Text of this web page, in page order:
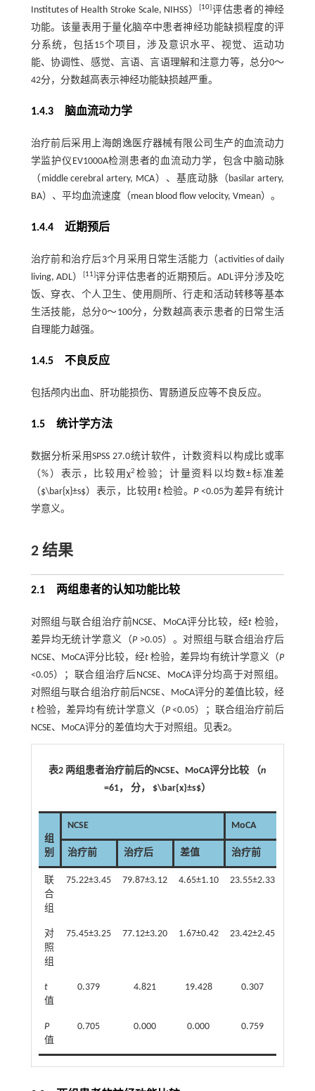
Institutes of Health Stroke Scale, NIHSS）
[10]评估患者的神经
功能。该量表用于量化脑卒中患者神经功能缺损程度的评
分系统，包括15个项目，涉及意识水平、视觉、运动功
能、协调性、感觉、言语、言语理解和注意力等，总分0～
42分，分数越高表示神经功能缺损越严重。
1.4.3 脑血流动力学
治疗前后采用上海朗逸医疗器械有限公司生产的血流动力
学监护仪EV1000A检测患者的血流动力学，包含中脑动脉
（middle cerebral artery, MCA）、基底动脉（basilar artery,
BA）、平均血流速度（mean blood flow velocity, Vmean）。
1.4.4 近期预后
治疗前和治疗后3个月采用日常生活能力（activities of daily
living, ADL）
[11]评分评估患者的近期预后。ADL评分涉及吃
饭、穿衣、个人卫生、使用厕所、行走和活动转移等基本
生活技能，总分0～100分，分数越高表示患者的日常生活
自理能力越强。
1.4.5 不良反应
包括颅内出血、肝功能损伤、胃肠道反应等不良反应。
1.5 统计学方法
数据分析采用SPSS 27.0统计软件，计数资料以构成比或率
（%）表示，比较用χ2 检验；计量资料以均数±标准差
（$\bar{x}±s$）表示，比较用 t检验。P<0.05为差异有统计
学意义。
2 结果
2.1 两组患者的认知功能比较
对照组与联合组治疗前NCSE、MoCA评分比较，经t 检验，
差异均无统计学意义（P>0.05）。对照组与联合组治疗后
NCSE、MoCA评分比较，经t检验，差异均有统计学意义（P
<0.05）；联合组治疗后NCSE、MoCA评分均高于对照组。
对照组与联合组治疗前后NCSE、MoCA评分的差值比较，经
t检验，差异均有统计学意义（P<0.05）；联合组治疗前后
NCSE、MoCA评分的差值均大于对照组。见表2。
表2 两组患者治疗前后的NCSE、MoCA评分比较 （n
=61， 分， $\bar{x}±s$）
组
别
NCSE MoCA
治疗前 治疗后 差值 治疗前
联
合
组
75.22±3.45 79.87±3.12 4.65±1.10 23.55±2.33
对
照
组
75.45±3.25 77.12±3.20 1.67±0.42 23.42±2.45
t
值
0.379 4.821 19.428 0.307
P
值
0.705 0.000 0.000 0.759